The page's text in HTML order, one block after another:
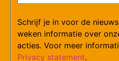
08:30-17:15 uur /
Schrijf je in voor de
weken informatie over
acties. Voor meer
Privacy statement.